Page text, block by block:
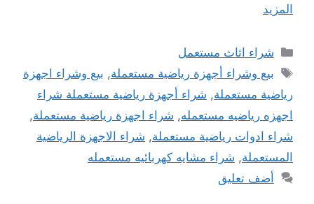
المزيد
التصنيفات
شراء اثاث مستعمل
الوسوم
بيع وشراء أجهزة رياضية مستعملة, بيع وشراء اجهزة
رياضية مستعملة, شراء أجهزة رياضية مستعملة شراء
اجهزه رياضيه مستعمله, شراء اجهزة رياضية مستعملة,
شراء ادوات رياضية مستعملة, شراء الاجهزة الرياضية
المستعملة, شراء مشايه كهربائيه مستعمله
أضف تعليق